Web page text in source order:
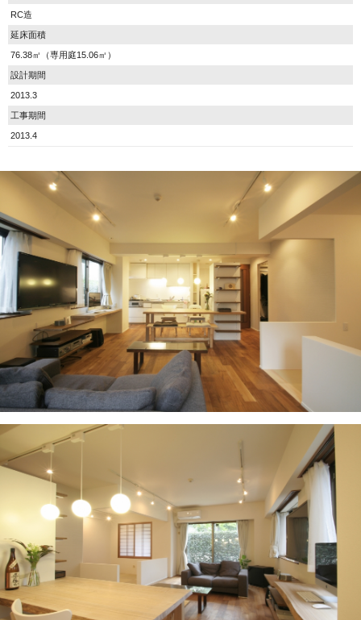
RC造
延床面積
76.38㎡（専用庭15.06㎡）
設計期間
2013.3
工事期間
2013.4